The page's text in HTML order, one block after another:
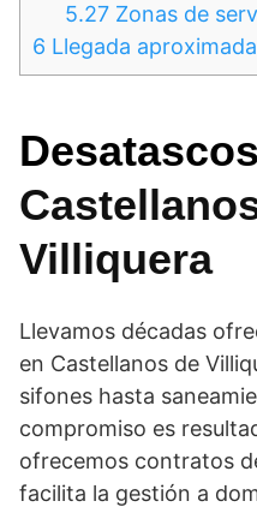
5.27 Zonas de
6 Llegada aproximada
Villiquera
Llevamos décadas
en Castellanos de
sifones hasta
compromiso es
ofrecemos contratos
facilita la gestión a